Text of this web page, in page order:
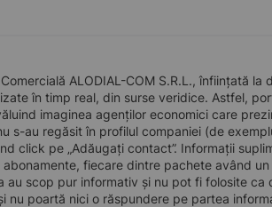
ALODIAL-COM S.R.L., înființată
în timp real, din surse veridice. Astfel,
imaginea agenților economici care
s-au regăsit în profilul companiei (de
click pe „Adăugați contact”. Informații
fiecare dintre pachete având
au scop pur informativ și nu pot fi folosite
nu poartă nici o răspundere pe partea